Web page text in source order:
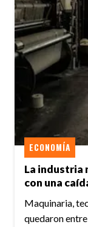
La industria
con una
ECONOMÍA
Maquinaria,
quedaron